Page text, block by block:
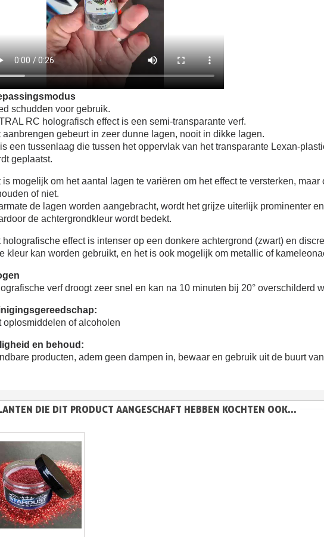
schudden voor gebruik.
RC holografisch effect is een semi-transparante verf.
aanbrengen gebeurt in zeer dunne lagen, nooit in dikke lagen.
een tussenlaag die tussen het oppervlak van het transparante Lexan-
geplaatst.
is mogelijk om het aantal lagen te variëren om het effect te versterken,
of niet.
de lagen worden aangebracht, wordt het grijze uiterlijk prominenter
de achtergrondkleur wordt bedekt.
holografische effect is intenser op een donkere achtergrond (zwart) en
kleur kan worden gebruikt, en het is ook mogelijk om metallic of
verf droogt zeer snel en kan na 10 minuten bij 20° overschilderd
oplosmiddelen of alcoholen
en behoud:
producten, adem geen dampen in, bewaar en gebruik uit de buurt
DIE DIT PRODUCT AANGESCHAFT HEBBEN KOCHTEN OOK...